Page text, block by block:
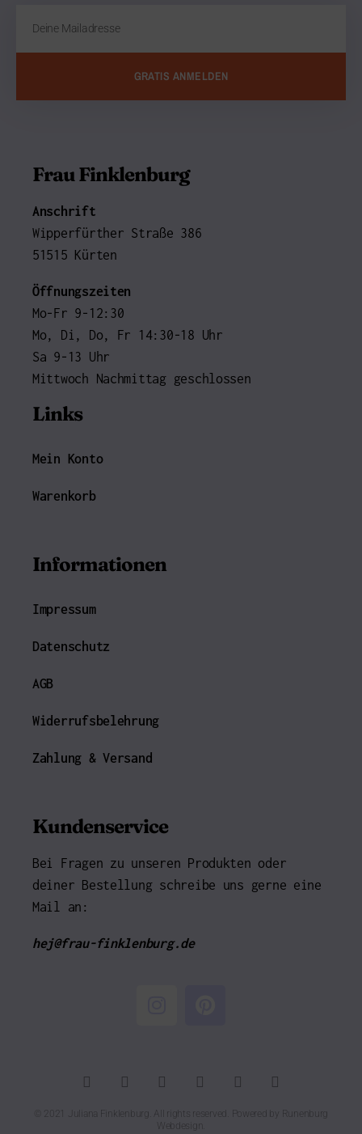
GRATIS ANMELDEN
Frau Finklenburg
Anschrift
Wipperfürther Straße 386
51515 Kürten
Öffnungszeiten
Mo-Fr 9-12:30
Mo, Di, Do, Fr 14:30-18 Uhr
Sa 9-13 Uhr
Mittwoch Nachmittag geschlossen
Links
Mein Konto
Warenkorb
Informationen
Impressum
Datenschutz
AGB
Widerrufsbelehrung
Zahlung & Versand
Kundenservice
Bei Fragen zu unseren Produkten oder
deiner Bestellung schreibe uns gerne eine
Mail an:
hej@frau-finklenburg.de
© 2021 Juliana Finklenburg. All rights reserved. Powered by Runenburg
Webdesign